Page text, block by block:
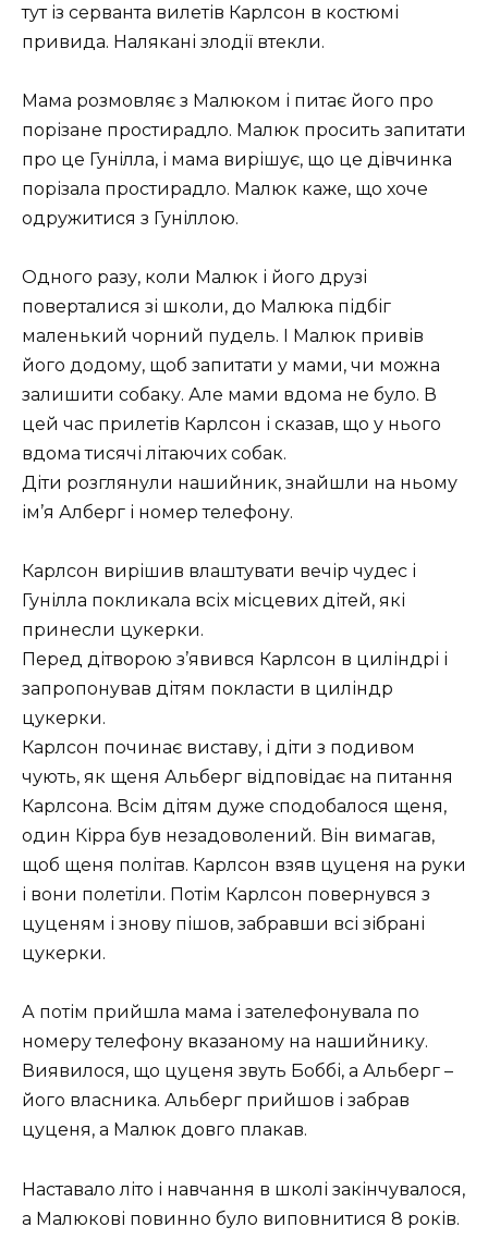
тут із серванта вилетів Карлсон в костюмі
привида. Налякані злодії втекли.
Мама розмовляє з Малюком і питає його про
порізане простирадло. Малюк просить запитати
про це Гунілла, і мама вирішує, що це дівчинка
порізала простирадло. Малюк каже, що хоче
одружитися з Гуніллою.
Одного разу, коли Малюк і його друзі
поверталися зі школи, до Малюка підбіг
маленький чорний пудель. І Малюк привів
його додому, щоб запитати у мами, чи можна
залишити собаку. Але мами вдома не було. В
цей час прилетів Карлсон і сказав, що у нього
вдома тисячі літаючих собак.
Діти розглянули нашийник, знайшли на ньому
ім’я Алберг і номер телефону.
Карлсон вирішив влаштувати вечір чудес і
Гунілла покликала всіх місцевих дітей, які
принесли цукерки.
Перед дітворою з’явився Карлсон в циліндрі і
запропонував дітям покласти в циліндр
цукерки.
Карлсон починає виставу, і діти з подивом
чують, як щеня Альберг відповідає на питання
Карлсона. Всім дітям дуже сподобалося щеня,
один Кірра був незадоволений. Він вимагав,
щоб щеня політав. Карлсон взяв цуценя на руки
і вони полетіли. Потім Карлсон повернувся з
цуценям і знову пішов, забравши всі зібрані
цукерки.
А потім прийшла мама і зателефонувала по
номеру телефону вказаному на нашийнику.
Виявилося, що цуценя звуть Боббі, а Альберг –
його власника. Альберг прийшов і забрав
цуценя, а Малюк довго плакав.
Наставало літо і навчання в школі закінчувалося,
а Малюкові повинно було виповнитися 8 років.